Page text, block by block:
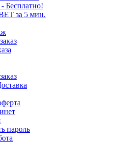
Бесплатно!
за 5 мин.
пароль